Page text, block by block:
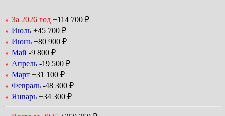
За 2026 год +114 700 ₽
Июль +45 700 ₽
Июнь +80 900 ₽
Май -9 800 ₽
Апрель -19 500 ₽
Март +31 100 ₽
Февраль -48 300 ₽
Январь +34 300 ₽